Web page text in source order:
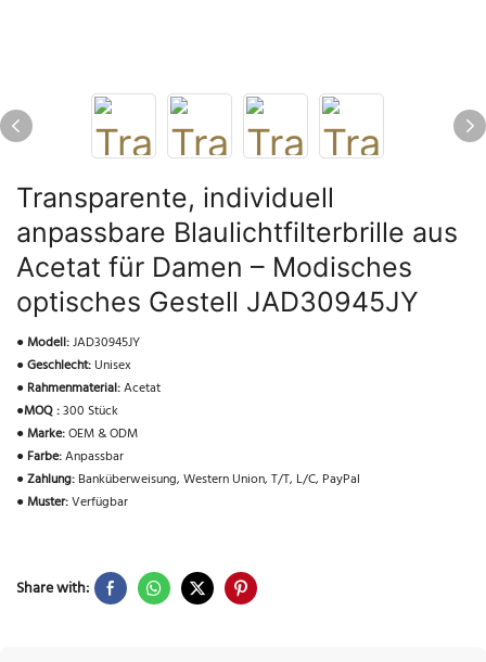
Transparente, individuell
anpassbare Blaulichtfilterbrille aus
Acetat für Damen – Modisches
optisches Gestell JAD30945JY
●Modell:JAD30945JY
●Geschlecht: Unisex
● Rahmenmaterial:Acetat
●MOQ :300 Stück
●Marke:OEM & ODM
● Farbe:Anpassbar
●Zahlung: Banküberweisung, Western Union, T/T, L/C, PayPal
●Muster:Verfügbar
Share with: